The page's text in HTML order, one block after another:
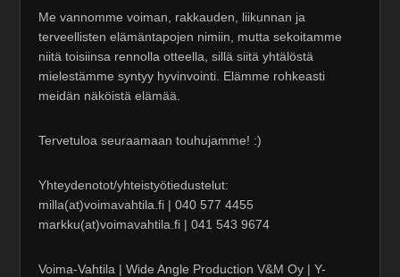
Me vannomme voiman, rakkauden, liikunnan ja
terveellisten elämäntapojen nimiin, mutta sekoitamme
niitä toisiinsa rennolla otteella, sillä siitä yhtälöstä
mielestämme syntyy hyvinvointi. Elämme rohkeasti
meidän näköistä elämää.
Tervetuloa seuraamaan touhujamme! :)
Yhteydenotot/yhteistyötiedustelut:
milla(at)voimavahtila.fi | 040 577 4455
markku(at)voimavahtila.fi | 041 543 9674
Voima-Vahtila | Wide Angle Production V&M Oy | Y-